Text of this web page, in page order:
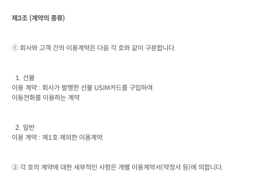
제 3조 (계약의 종류)
① 회사와 고객 간의 이용계약은 다음 각 호와 같이 구분합니다.
  1.
선불
이용 계약 : 회사가 발행한 선불 USIM카드를 구입하여
이동전화를 이용하는 계약
  2.
일반
이용 계약 : 제 1호 제외한 이용계약.
② 각 호의 계약에 대한 세부적인 사항은 개별 이용계약서 (약정서 등)에 의합니다.